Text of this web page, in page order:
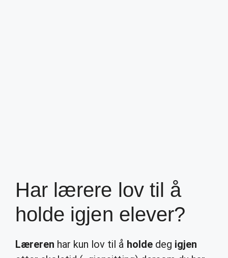
Har lærere lov til å
holde igjen elever?
Læreren har kun lov til å holdedeg igjen